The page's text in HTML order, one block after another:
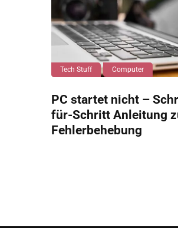
Tech Stuff Computer
PC startet nicht –
für-Schritt Anleitung
Fehlerbehebung